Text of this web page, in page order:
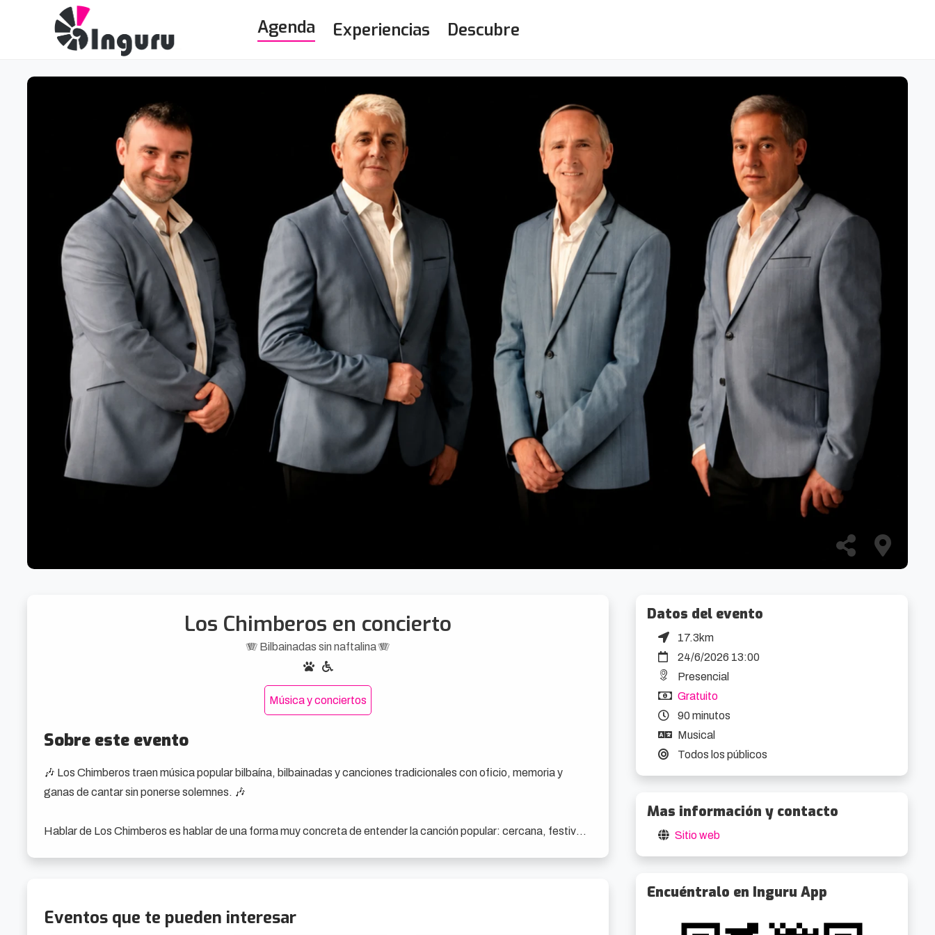
Agenda Experiencias Descubre
Los Chimberos en concierto
🪗 Bilbainadas sin naftalina 🪗
Música y conciertos
Sobre este evento
🎶 Los Chimberos traen música popular bilbaína, bilbainadas y canciones tradicionales con oficio, memoria y
ganas de cantar sin ponerse solemnes. 🎶
Hablar de Los Chimberos es hablar de una forma muy concreta de entender la canción popular: cercana, festiva y
Su propuesta reúne bilbainadas, habaneras, pasacalles, canciones festivas y piezas tradicionales que han
acompañado reuniones, plazas, sobremesas y celebraciones durante generaciones. Hay melodías reconocibles,
Eventos que te pueden interesar
Datos del evento
17.3km
24/6/2026 13:00
Presencial
Gratuito
90 minutos
Musical
Todos los públicos
Mas información y contacto
Sitio web
Encuéntralo en Inguru App